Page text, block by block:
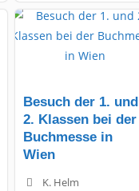
Besuch der 1. und
2. Klassen bei der
Buchmesse in
Wien
K. Helm